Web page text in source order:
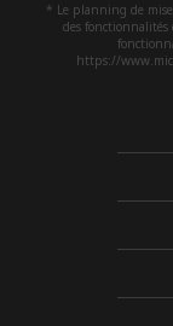
* Le planning de
des fonctionnalités
https://